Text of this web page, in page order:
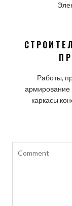
Работы,
армирование
каркасы